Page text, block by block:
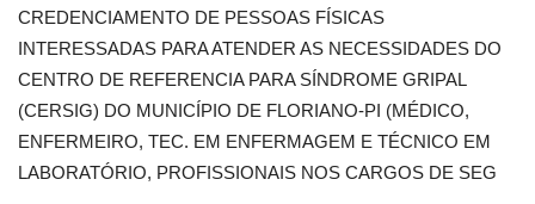
Mural de Licitações
Notícias
Vídeos
CREDENCIAMENTO DE PESSOAS FÍSICAS
INTERESSADAS PARA ATENDER AS NECESSIDADES DO
CENTRO DE REFERENCIA PARA SÍNDROME GRIPAL
(CERSIG) DO MUNICÍPIO DE FLORIANO-PI (MÉDICO,
ENFERMEIRO, TEC. EM ENFERMAGEM E TÉCNICO EM
LABORATÓRIO, PROFISSIONAIS NOS CARGOS DE SEG